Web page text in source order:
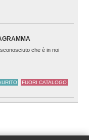
che è in noi
FUORI CATALOGO